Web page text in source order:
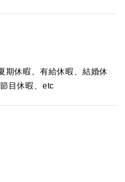
期休暇、有給休暇、結婚休
目休暇、etc